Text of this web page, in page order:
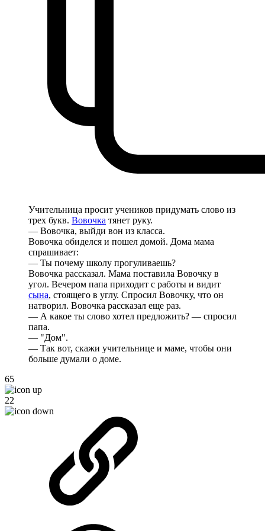
Учительница просит учеников придумать слово из
трех букв. Вовочка тянет руку.
— Вовочка, выйди вон из класса.
Вовочка обиделся и пошел домой. Дома мама
спрашивает:
— Ты почему школу прогуливаешь?
Вовочка рассказал. Мама поставила Вовочку в
угол. Вечером папа приходит с работы и видит
сына, стоящего в углу. Спросил Вовочку, что он
натворил. Вовочка рассказал еще раз.
— А какое ты слово хотел предложить? — спросил
папа.
— "Дом".
— Так вот, скажи учительнице и маме, чтобы они
больше думали о доме.
65
22